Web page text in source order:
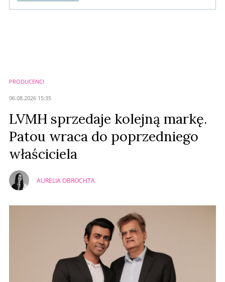
PRODUCENCI
06.08.2026 15:35
LVMH sprzedaje kolejną markę.
Patou wraca do poprzedniego
właściciela
AURELIA OBROCHTA